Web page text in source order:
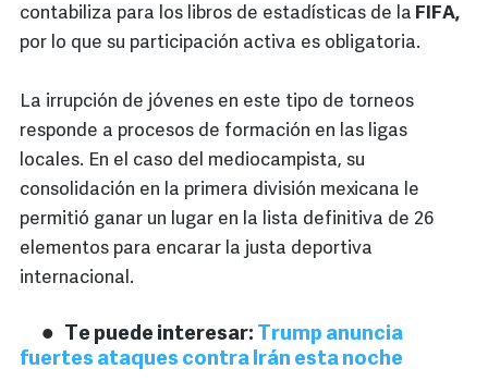
contabiliza para los libros de estadísticas de la FIFA,
por lo que su participación activa es obligatoria.
La irrupción de jóvenes en este tipo de torneos
responde a procesos de formación en las ligas
locales. En el caso del mediocampista, su
consolidación en la primera división mexicana le
permitió ganar un lugar en la lista definitiva de 26
elementos para encarar la justa deportiva
internacional.
Te puede interesar: Trump anuncia
fuertes ataques contra Irán esta noche